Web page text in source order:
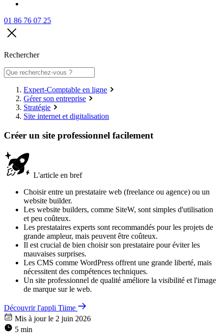
01 86 76 07 25
Rechercher
Expert-Comptable en ligne
Gérer son entreprise
Stratégie
Site internet et digitalisation
Créer un site professionnel facilement
L'article en bref
Choisir entre un prestataire web (freelance ou agence) ou un
website builder.
Les website builders, comme SiteW, sont simples d'utilisation
et peu coûteux.
Les prestataires experts sont recommandés pour les projets de
grande ampleur, mais peuvent être coûteux.
Il est crucial de bien choisir son prestataire pour éviter les
mauvaises surprises.
Les CMS comme WordPress offrent une grande liberté, mais
nécessitent des compétences techniques.
Un site professionnel de qualité améliore la visibilité et l'image
de marque sur le web.
Découvrir l'appli Tiime
Mis à jour le 2 juin 2026
5 min